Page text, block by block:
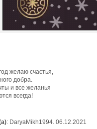
желаю счастья,
добра.
и все желанья
всегда!
: DaryaMikh1994. 06.12.2021